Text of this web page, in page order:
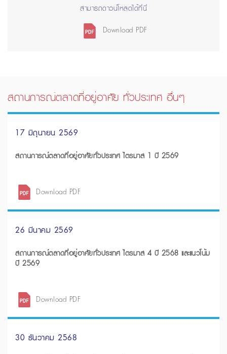
สามารถดาวน์โหลดได้ที่นี่
Download PDF
สถานการณ์ตลาดที่อยู่อาศัย ทั่วประเทศ อื่นๆ
17 มิถุนายน 2569
สถานการณ์ตลาดที่อยู่อาศัยทั่วประเทศ ไตรมาส 1 ปี 2569
Download PDF
26 มีนาคม 2569
สถานการณ์ตลาดที่อยู่อาศัยทั่วประเทศ ไตรมาส 4 ปี 2568 และแนวโน้ม
ปี 2569
Download PDF
30 ธันวาคม 2568